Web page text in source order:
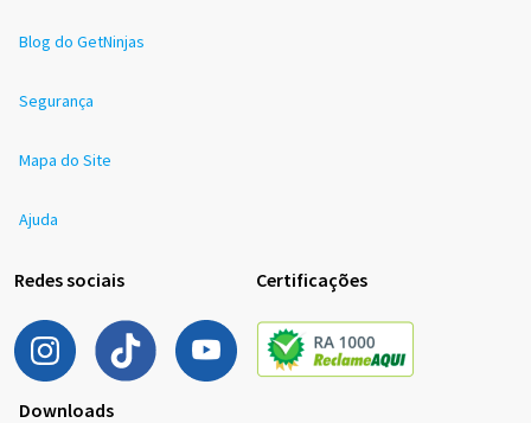
Blog do GetNinjas
Segurança
Mapa do Site
Ajuda
Redes sociais Certificações
Downloads